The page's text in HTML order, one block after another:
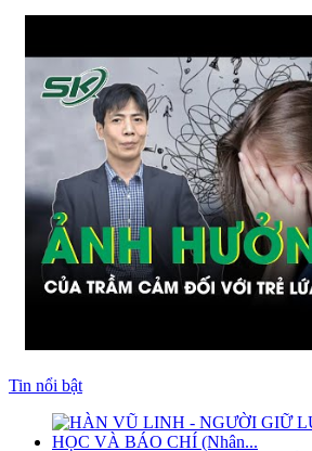
Tin nổi bật